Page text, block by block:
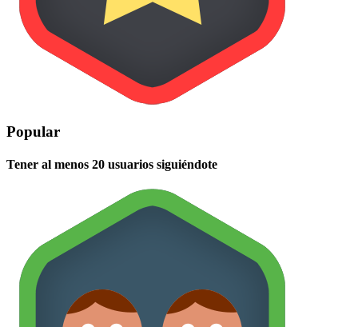
Popular
Tener al menos 20 usuarios siguiéndote